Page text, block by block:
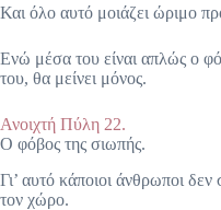
Και όλο αυτό μοιάζει ώριμο
Ενώ μέσα του είναι απλώς ο
του, θα μείνει μόνος.
Ανοιχτή Πύλη 22.
Ο φόβος της σιωπής.
Γι’ αυτό κάποιοι άνθρωποι
τον χώρο.